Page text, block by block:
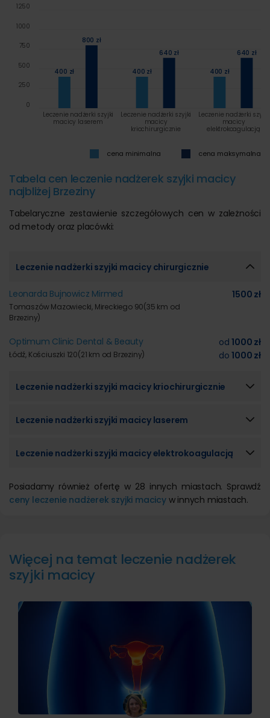
400 zł 400 zł 400 zł
800 zł
640 zł 640 zł
Leczenie nadżerki szyjki
macicy laserem
Leczenie nadżerki szyjki
macicy
kriochirurgicznie
Leczenie nadżerki szyjki
macicy
elektrokoagulacją
0
250
500
750
1000
1250
cena minimalna cena maksymalna
Tabela cen leczenie nadżerek szyjki macicy
najbliżej Brzeziny
Tabelaryczne zestawienie szczegółowych cen w zależności
od metody oraz placówki:
Leczenie nadżerki szyjki macicy chirurgicznie
Leonarda Bujnowicz Mirmed
Tomaszów Mazowiecki, Mireckiego 90(35 km od
Brzeziny)
1500 zł
Optimum Clinic Dental & Beauty
Łódź, Kościuszki 120(21 km od Brzeziny)
od1000 zł
do1000 zł
Leczenie nadżerki szyjki macicy kriochirurgicznie
Leczenie nadżerki szyjki macicy laserem
Leczenie nadżerki szyjki macicy elektrokoagulacją
Posiadamy również ofertę w 28 innych miastach. Sprawdź
ceny leczenie nadżerek szyjki macicyw innych miastach.
Więcej na temat leczenie nadżerek
szyjki macicy